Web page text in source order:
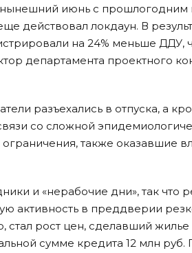
июнь с прошлогодним
действовал локдаун. В
на 24% меньше ДДУ,
департамента проектного
разъехались в отпуска, а
со сложной
также оказавшие
и «нерабочие дни», так
активность в преддверии
стал рост цен, сделавший жилье
сумме кредита 12 млн руб.